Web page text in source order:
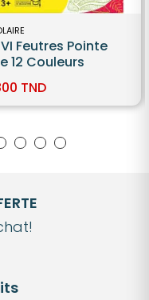
Feutres Pointe
12 Couleurs
TND